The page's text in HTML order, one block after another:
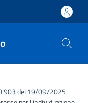
del 19/09/2025